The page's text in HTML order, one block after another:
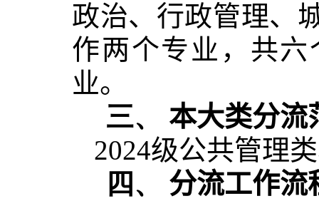
政治、行政管理、
作两个专业，共
业。
三、 本大类分流
2024级公共管理
四、 分流工作流